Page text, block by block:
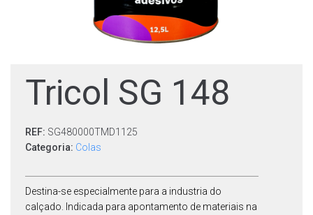
Tricol SG 148
REF: SG480000TMD1125
Categoria: Colas
Destina-se especialmente para a industria do
calçado. Indicada para apontamento de materiais na